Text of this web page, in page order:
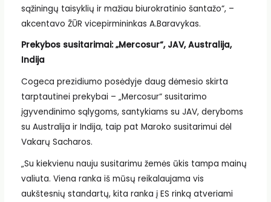
sąžiningų taisyklių ir mažiau biurokratinio šantažo“, –
akcentavo ŽŪR vicepirmininkas A.Baravykas.
Prekybos susitarimai: „Mercosur“, JAV, Australija,
Indija
Cogeca prezidiumo posėdyje daug dėmesio skirta
tarptautinei prekybai – „Mercosur“ susitarimo
įgyvendinimo sąlygoms, santykiams su JAV, deryboms
su Australija ir Indija, taip pat Maroko susitarimui dėl
Vakarų Sacharos.
„Su kiekvienu nauju susitarimu žemės ūkis tampa mainų
valiuta. Viena ranka iš mūsų reikalaujama vis
aukštesnių standartų, kita ranka į ES rinką atveriami